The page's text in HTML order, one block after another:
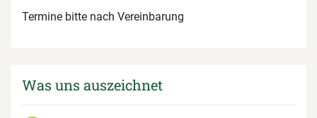
Termine bitte nach Vereinbarung
Was uns auszeichnet